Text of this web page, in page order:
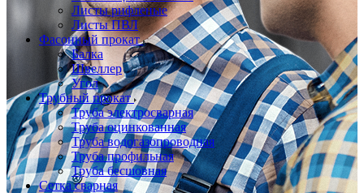
Листы рифленые
Листы ПВЛ
Фасонный прокат
Балка
Швеллер
Угол
Трубный прокат
Труба электросварная
Труба оцинкованная
Труба водогазопроводная
Труба профильная
Труба бесшовная
Сетка сварная